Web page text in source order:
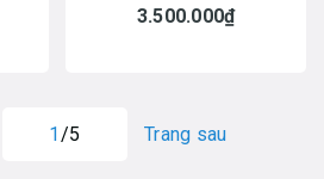
3.500.000₫
1 /5 Trang sau